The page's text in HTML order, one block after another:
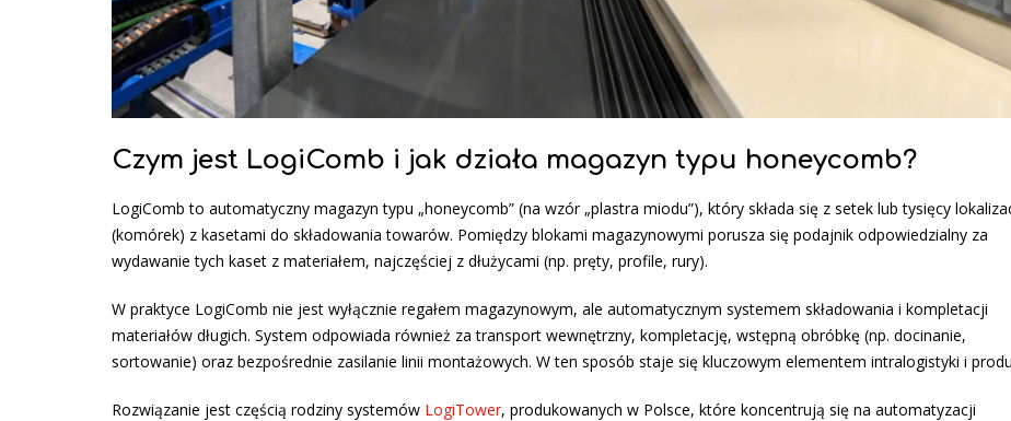
Czym jest LogiComb i jak działa magazyn typu honeycomb?
LogiComb to automatyczny magazyn typu „honeycomb” (na wzór „plastra miodu”), który składa się z setek lub tysięcy
(komórek) z kasetami do składowania towarów. Pomiędzy blokami magazynowymi porusza się podajnik odpowiedzialny za
wydawanie tych kaset z materiałem, najczęściej z dłużycami (np. pręty, profile, rury).
W praktyce LogiComb nie jest wyłącznie regałem magazynowym, ale automatycznym systemem składowania i kompletacji
materiałów długich. System odpowiada również za transport wewnętrzny, kompletację, wstępną obróbkę (np. docinanie,
sortowanie) oraz bezpośrednie zasilanie linii montażowych. W ten sposób staje się kluczowym elementem intralogistyki i
Rozwiązanie jest częścią rodziny systemów LogiTower, produkowanych w Polsce, które koncentrują się na automatyzacji